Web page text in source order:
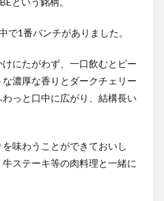
で1番パンチがありました。
にたがわず、一口飲むとビー
濃厚な香りとダークチェリー
っと口中に広がり、結構長い
味わうことができておいし
ステーキ等の肉料理と一緒に